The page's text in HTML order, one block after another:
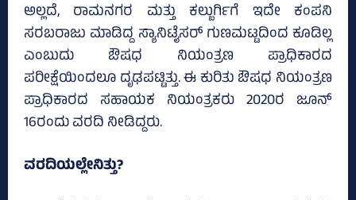
ಅಲ್ಲದೆ, ರಾಮನಗರ ಮತ್ತು ಕಲ್ಬುರ್ಗಿಗೆ ಇದೇ ಕಂಪನಿ
ಸರಬರಾಜು ಮಾಡಿದ್ದ ಸ್ಯಾನಿಟೈಸರ್‌ ಗುಣಮಟ್ಟದಿಂದ ಕೂಡಿಲ್ಲ
ಎಂಬುದು ಔಷಧ ನಿಯಂತ್ರಣ ಪ್ರಾಧಿಕಾರದ
ಪರೀಕ್ಷೆಯಿಂದಲೂ ದೃಢಪಟ್ಟಿತ್ತು. ಈ ಕುರಿತು ಔಷಧ ನಿಯಂತ್ರಣ
ಪ್ರಾಧಿಕಾರದ ಸಹಾಯಕ ನಿಯಂತ್ರಕರು 2020ರ ಜೂನ್‌
16ರಂದು ವರದಿ ನೀಡಿದ್ದರು.
ವರದಿಯಲ್ಲೇನಿತ್ತು?